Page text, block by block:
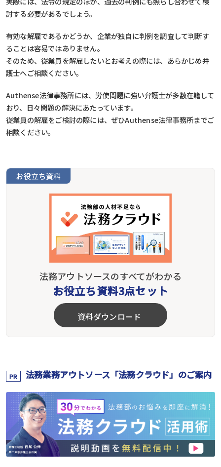
討する必要があるでしょう。
有効な解雇であるかどうか、企業が独自に判例を調査して判断す
ることは容易ではありません。
そのため、従業員を解雇したいとお考えの際には、あらかじめ弁
護士へご相談ください。
Authense法律事務所には、労使問題に強い弁護士が多数在籍して
おり、日々問題の解決にあたっています。
従業員の解雇をご検討の際には、ぜひAuthense法律事務所までご
相談ください。
お役立ち資料
法務アウトソースのすべてがわかる
お役立ち資料3点セット
資料ダウンロード
PR 法務業務アウトソース「法務クラウド」のご案内